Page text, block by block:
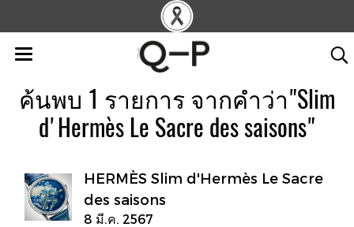
ค้นพบ 1 รายการ จากคำว่า"Slim
d'Hermès Le Sacre des saisons"
HERMÈS Slim d'Hermès Le Sacre
des saisons
8 มี.ค. 2567